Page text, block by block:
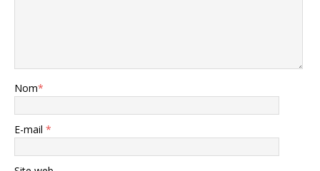
Nom*
E-mail *